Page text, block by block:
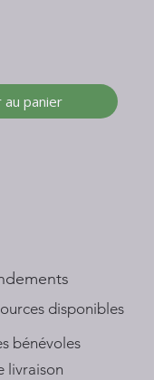
au panier
disponibles
bénévoles
livraison